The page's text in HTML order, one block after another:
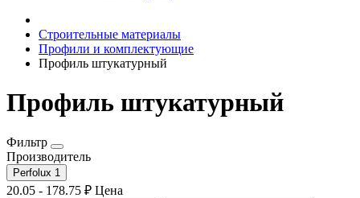
Строительные материалы
Профили и комплектующие
Профиль штукатурный
Профиль штукатурный
Фильтр
Производитель
Perfolux 1
20.05 - 178.75 ₽ Цена